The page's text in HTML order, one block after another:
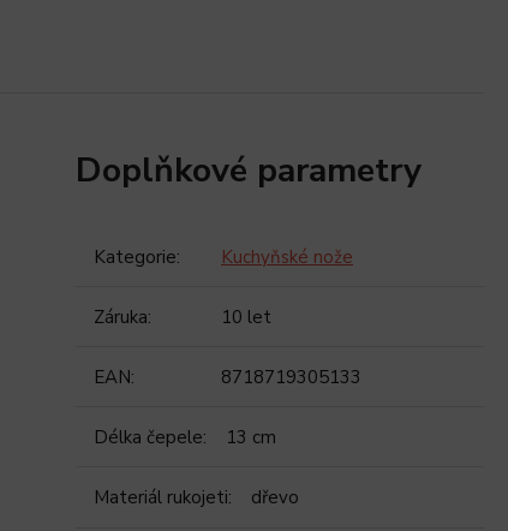
Doplňkové parametry
Kategorie: Kuchyňské nože
Záruka: 10 let
EAN: 8718719305133
Délka čepele: 13 cm
Materiál rukojeti: dřevo